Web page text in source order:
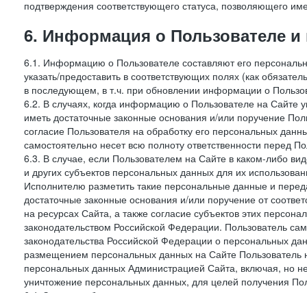
подтверждения соответствующего статуса, позволяющего
6. Информация о Пользователе
6.1. Информацию о Пользователе составляют его
указать/предоставить в соответствующих полях (как
в последующем, в т.ч. при обновлении информации о
6.2. В случаях, когда информацию о Пользователе на Сайте
иметь достаточные законные основания и/или поручение
согласие Пользователя на обработку его персональных
самостоятельно несет всю полноту ответственности перед
6.3. В случае, если Пользователем на Сайте в каком-либо
и других субъектов персональных данных для их
Исполнителю разметить такие персональные данные и
достаточные законные основания и/или поручение от
на ресурсах Сайта, а также согласие субъектов этих
законодательством Российской Федерации. Пользователь
законодательства Российской Федерации о персональных
размещением персональных данных на Сайте Пользователь
персональных данных Администрацией Сайта, включая, но
уничтожение персональных данных, для целей получения